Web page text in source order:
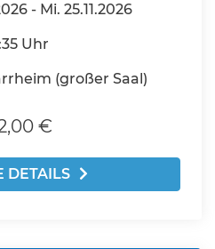
- Mi. 25.11.2026
Uhr
(großer Saal)
€
DETAILS